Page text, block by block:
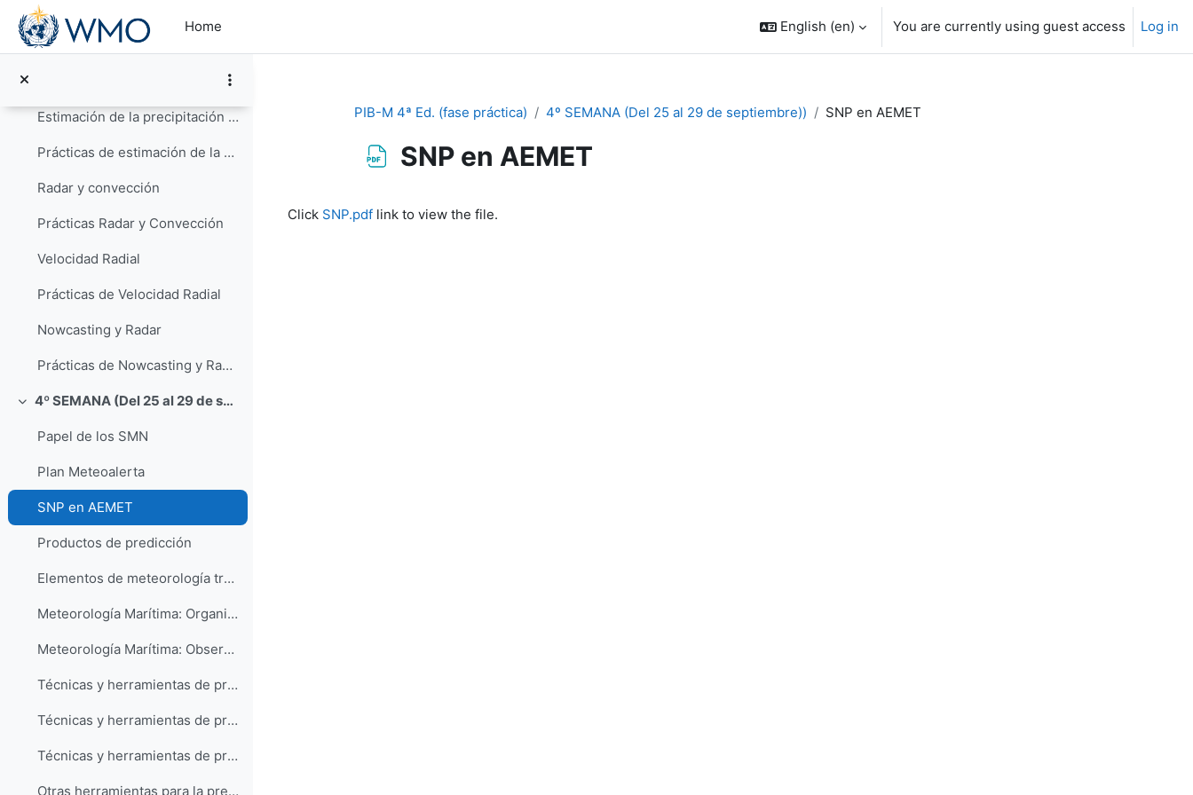
Skip to main content
Home
English ‎(en)‎ You are currently using guest access Log in
Estimación de la precipitación con radar
Prácticas de estimación de la precipitación
Radar y convección
Prácticas Radar y Convección
Velocidad Radial
Prácticas de Velocidad Radial
Nowcasting y Radar
Prácticas de Nowcasting y Radar
Collapse 4º SEMANA (Del 25 al 29 de septiembre))
Papel de los SMN
Plan Meteoalerta
SNP en AEMET
Productos de predicción
Elementos de meteorología tropical - Ernesto Barrera
Meteorología Marítima: Organización y productos
Meteorología Marítima: Observación y casos de estudio
Técnicas y herramientas de predicción a medio plazo
Técnicas y herramientas de predicción a corto plazo
Técnicas y herramientas de predicción a muy corto plazo, nowcasting y vigilancia
Otras herramientas para la predicción
PIB-M 4ª Ed. (fase práctica) 4º SEMANA (Del 25 al 29 de septiembre)) SNP en AEMET
SNP en AEMET
Click SNP.pdf link to view the file.